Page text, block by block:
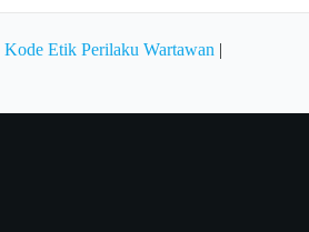
Kode Etik Perilaku Wartawan |